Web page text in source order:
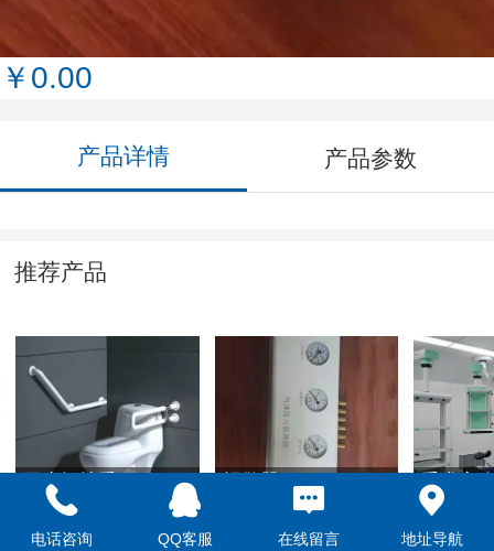
气体终端 (4)
￥0.00
产品详情 产品参数
推荐产品
卫生间扶手 手术室
电话咨询 QQ客服 在线留言 地址导航